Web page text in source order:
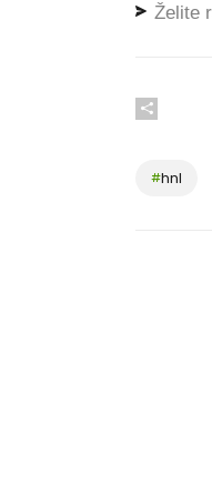
Želite
#hnl